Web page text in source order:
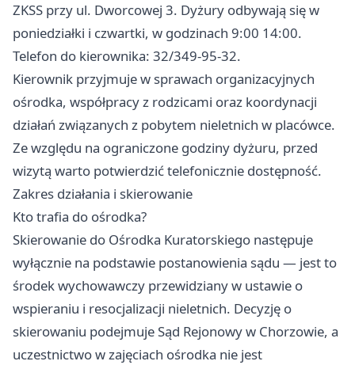
ZKSS przy ul. Dworcowej 3. Dyżury odbywają się w
poniedziałki i czwartki, w godzinach 9:00 14:00.
Telefon do kierownika: 32/349-95-32.
Kierownik przyjmuje w sprawach organizacyjnych
ośrodka, współpracy z rodzicami oraz koordynacji
działań związanych z pobytem nieletnich w placówce.
Ze względu na ograniczone godziny dyżuru, przed
wizytą warto potwierdzić telefonicznie dostępność.
Zakres działania i skierowanie
Kto trafia do ośrodka?
Skierowanie do Ośrodka Kuratorskiego następuje
wyłącznie na podstawie postanowienia sądu — jest to
środek wychowawczy przewidziany w ustawie o
wspieraniu i resocjalizacji nieletnich. Decyzję o
skierowaniu podejmuje Sąd Rejonowy w Chorzowie, a
uczestnictwo w zajęciach ośrodka nie jest